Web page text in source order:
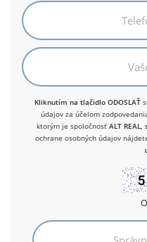
Kliknutím na tlačidlo ODOSLAŤ
údajov za účelom
ktorým je spoločnosť ALT REAL,
ochrane osobných údajov